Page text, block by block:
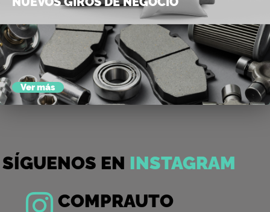
Hemos implementado para ti, la venta directa de muebles,
repuestos y autos usados (en buen estado). Simplificamos tu
vida y nos acercamos a tus necesidades. Desde hoy,
recuerda que puedes vender y comprar nuestros lotes de
inmuebles,...
Ver más
SÍGUENOS EN INSTAGRAM
COMPRAUTO